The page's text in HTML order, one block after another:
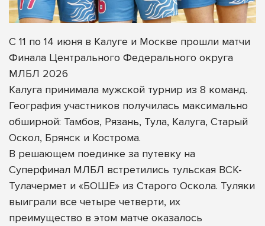
С 11 по 14 июня в Калуге и Москве прошли матчи
Финала Центрального Федерального округа
МЛБЛ 2026
Калуга принимала мужской турнир из 8 команд.
География участников получилась максимально
обширной: Тамбов, Рязань, Тула, Калуга, Старый
Оскол, Брянск и Кострома.
В решающем поединке за путевку на
Суперфинал МЛБЛ встретились тульская ВСК-
Тулачермет и «БОШЕ» из Старого Оскола. Туляки
выиграли все четыре четверти, их
преимущество в этом матче оказалось